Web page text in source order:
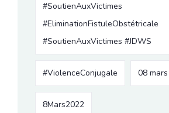
#SoutienAuxVictimes
#EliminationFistuleObstétricale
#SoutienAuxVictimes #JDWS
#ViolenceConjugale 08 mars
8Mars2022